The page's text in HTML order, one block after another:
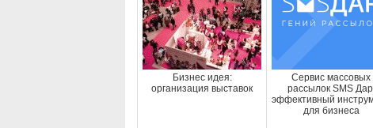
Бизнес идея:
организация выставок
Сервис массовых
рассылок SMS
эффективный
для бизнеса